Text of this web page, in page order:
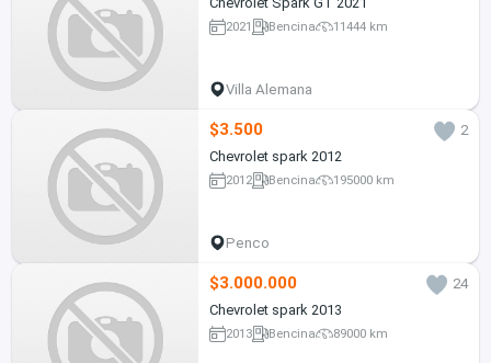
2021 Bencina 11444 km
Villa Alemana
$3.500
2
Chevrolet spark 2012
2012 Bencina 195000 km
Penco
$3.000.000
24
Chevrolet spark 2013
2013 Bencina 89000 km